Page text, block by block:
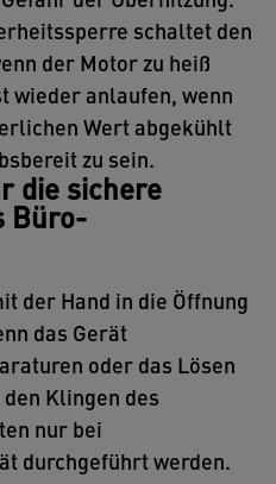
schaltet den
der Motor zu heiß
wieder anlaufen, wenn
Wert abgekühlt
zu sein.
die sichere
Büro-
der Hand in die Öffnung
das Gerät
oder das Lösen
Klingen des
nur bei
durchgeführt werden.